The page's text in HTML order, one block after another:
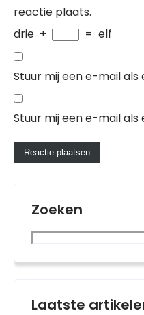
reactie plaats.
drie + = elf
Stuur mij een e-mail
Stuur mij een e-mail als
Zoeken
Laatste